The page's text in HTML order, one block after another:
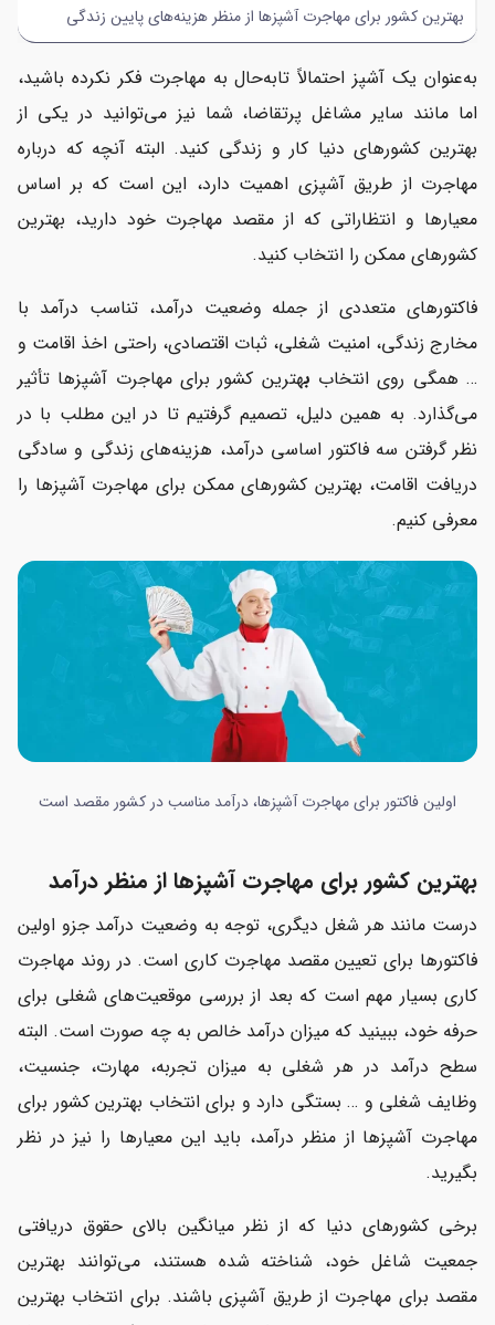
بهترین کشور برای مهاجرت آشپزها از منظر هزینه‌های پایین زندگی
به‌عنوان یک آشپز احتمالاً تابه‌حال به مهاجرت فکر نکرده باشید،
اما مانند سایر مشاغل پرتقاضا، شما نیز می‌توانید در یکی از
بهترین کشورهای دنیا کار و زندگی کنید. البته آنچه که درباره
مهاجرت از طریق آشپزی اهمیت دارد، این است که بر اساس
معیارها و انتظاراتی که از مقصد مهاجرت خود دارید، بهترین
کشورهای ممکن را انتخاب کنید.
فاکتورهای متعددی از جمله وضعیت درآمد، تناسب درآمد با
مخارج زندگی، امنیت شغلی، ثبات اقتصادی، راحتی اخذ اقامت و
… همگی روی انتخاب بهترین کشور برای مهاجرت آشپزها تأثیر
می‌گذارد. به همین دلیل، تصمیم گرفتیم تا در این مطلب با در
نظر گرفتن سه فاکتور اساسی درآمد، هزینه‌های زندگی و سادگی
دریافت اقامت، بهترین کشورهای ممکن برای مهاجرت آشپزها را
معرفی کنیم.
اولین فاکتور برای مهاجرت آشپزها، درآمد مناسب در کشور مقصد است
بهترین کشور برای مهاجرت آشپزها از منظر درآمد
درست مانند هر شغل دیگری، توجه به وضعیت درآمد جزو اولین
فاکتورها برای تعیین مقصد مهاجرت کاری است. در روند مهاجرت
کاری بسیار مهم است که بعد از بررسی موقعیت‌های شغلی برای
حرفه خود، ببینید که میزان درآمد خالص به چه صورت است. البته
سطح درآمد در هر شغلی به میزان تجربه، مهارت، جنسیت،
وظایف شغلی و … بستگی دارد و برای انتخاب بهترین کشور برای
مهاجرت آشپزها از منظر درآمد، باید این معیارها را نیز در نظر
بگیرید.
برخی کشورهای دنیا که از نظر میانگین بالای حقوق دریافتی
جمعیت شاغل خود، شناخته شده هستند، می‌توانند بهترین
مقصد برای مهاجرت از طریق آشپزی باشند. برای انتخاب بهترین